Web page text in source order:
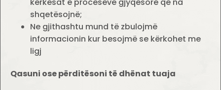
shqetësojnë;
Ne gjithashtu mund të zbulojmë
informacionin kur besojmë se kërkohet me
ligj
Qasuni ose përditësoni të dhënat tuaja